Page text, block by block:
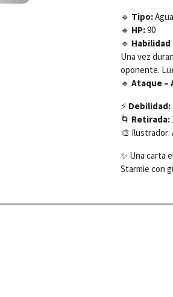
🔹 Tipo:Agua
🔹 HP:90
🔹
Una vez
oponente.
🔹 Ataque –
⚡ Debilidad:
🌀 Retirada:
🎨 Ilustrador:
✨ Una carta
Starmie con